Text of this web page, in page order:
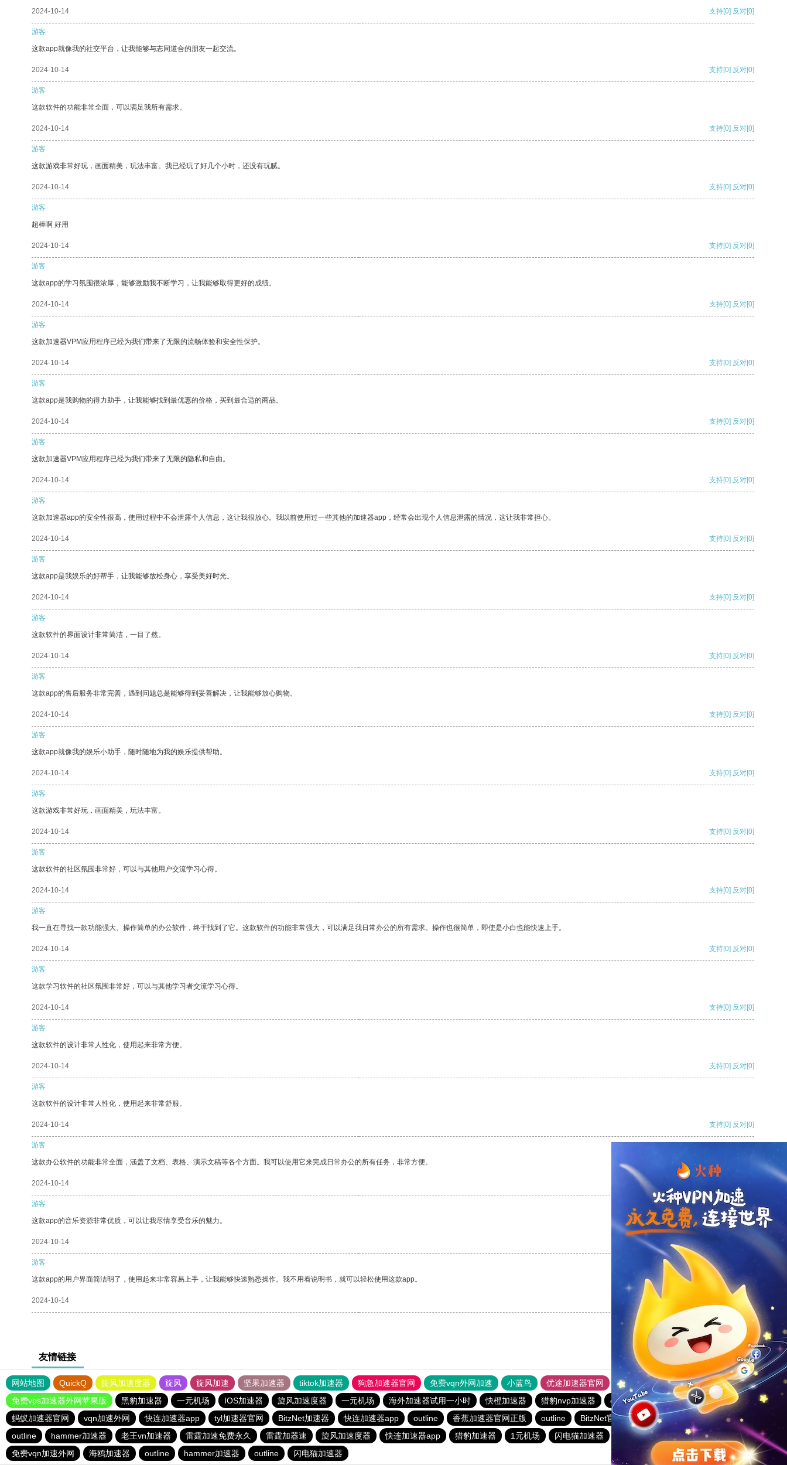
2024-10-14 支持[0] 反对[0]
游客
这款app就像我的社交平台，让我能够与志同道合的朋友一起交流。
2024-10-14 支持[0] 反对[0]
游客
这款软件的功能非常全面，可以满足我所有需求。
2024-10-14 支持[0] 反对[0]
游客
这款游戏非常好玩，画面精美，玩法丰富。我已经玩了好几个小时，还没有玩腻。
2024-10-14 支持[0] 反对[0]
游客
超棒啊 好用
2024-10-14 支持[0] 反对[0]
游客
这款app的学习氛围很浓厚，能够激励我不断学习，让我能够取得更好的成绩。
2024-10-14 支持[0] 反对[0]
游客
这款加速器VPM应用程序已经为我们带来了无限的流畅体验和安全性保护。
2024-10-14 支持[0] 反对[0]
游客
这款app是我购物的得力助手，让我能够找到最优惠的价格，买到最合适的商品。
2024-10-14 支持[0] 反对[0]
游客
这款加速器VPM应用程序已经为我们带来了无限的隐私和自由。
2024-10-14 支持[0] 反对[0]
游客
这款加速器app的安全性很高，使用过程中不会泄露个人信息，这让我很放心。我以前使用过一些其他的加速器app，经常会出现个人信息泄露的情况，这让我非常担心。
2024-10-14 支持[0] 反对[0]
游客
这款app是我娱乐的好帮手，让我能够放松身心，享受美好时光。
2024-10-14 支持[0] 反对[0]
游客
这款软件的界面设计非常简洁，一目了然。
2024-10-14 支持[0] 反对[0]
游客
这款app的售后服务非常完善，遇到问题总是能够得到妥善解决，让我能够放心购物。
2024-10-14 支持[0] 反对[0]
游客
这款app就像我的娱乐小助手，随时随地为我的娱乐提供帮助。
2024-10-14 支持[0] 反对[0]
游客
这款游戏非常好玩，画面精美，玩法丰富。
2024-10-14 支持[0] 反对[0]
游客
这款软件的社区氛围非常好，可以与其他用户交流学习心得。
2024-10-14 支持[0] 反对[0]
游客
我一直在寻找一款功能强大、操作简单的办公软件，终于找到了它。这款软件的功能非常强大，可以满足我日常办公的所有需求。操作也很简单，即使是小白也能快速上手。
2024-10-14 支持[0] 反对[0]
游客
这款学习软件的社区氛围非常好，可以与其他学习者交流学习心得。
2024-10-14 支持[0] 反对[0]
游客
这款软件的设计非常人性化，使用起来非常方便。
2024-10-14 支持[0] 反对[0]
游客
这款软件的设计非常人性化，使用起来非常舒服。
2024-10-14 支持[0] 反对[0]
游客
这款办公软件的功能非常全面，涵盖了文档、表格、演示文稿等各个方面。我可以使用它来完成日常办公的所有任务，非常方便。
2024-10-14
游客
这款app的音乐资源非常优质，可以让我尽情享受音乐的魅力。
2024-10-14 反对
游客
这款app的用户界面简洁明了，使用起来非常容易上手，让我能够快速熟悉操作。我不用看说明书，就可以轻松使用这款app。
2024-10-14 反对[0]
友情链接
网站地图 QuickQ 旋风加速度器 旋风 旋风加速 坚果加速器 tiktok加速器 狗急加速器官网 免费vqn外网加速 小蓝鸟 优途加速器官网 风驰加速器 旋风加速器
八戒看书
免费vps加速器外网苹果版
黑豹加速器 一元机场 IOS加速器 旋风加速度器 一元机场 海外加速器试用一小时 快橙加速器 猎豹nvp加速器 outline outline ios加速器
outline
蚂蚁加速器官网
vqn加速外网 快连加速器app tyl加速器官网 BitzNet加速器 快连加速器app outline 香蕉加速器官网正版 outline BitzNet官网 安易加速器
快联加速器
outline
hammer加速器 老王vn加速器 雷霆加速免费永久 雷霆加器速 旋风加速度器 快连加速器app 猎豹加速器 1元机场 闪电猫加速器 hammer加速器
快连加速器app
免费vqn加速外网
海鸥加速器 outline hammer加速器 outline 闪电猫加速器